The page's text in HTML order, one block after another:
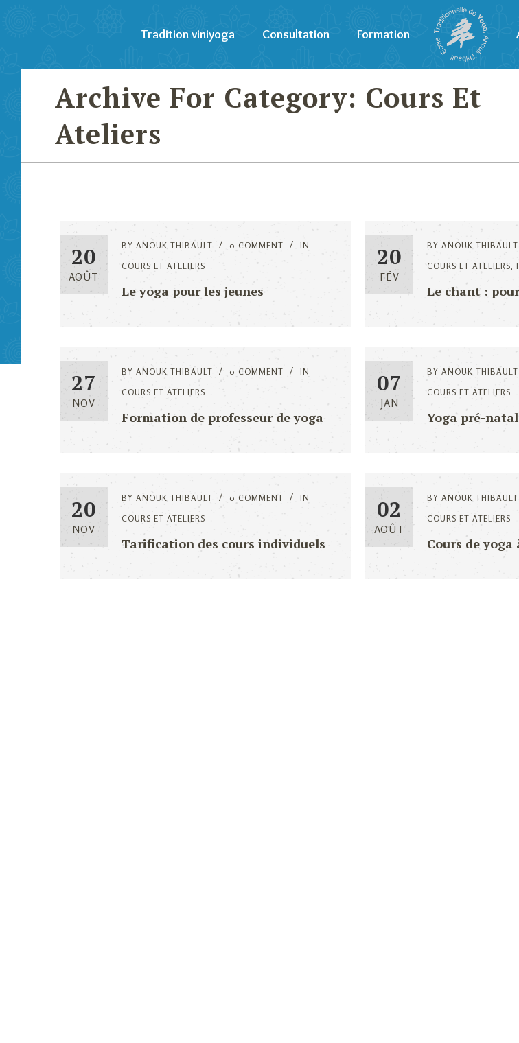
Tradition viniyoga Consultation Formation
Archive For Category: Cours Et
Ateliers
20
AOÛT
BY ANOUK THIBAULT 0 COMMENT
IN
COURS ET ATELIERS
Le yoga pour les jeunes
20
FÉV
BY ANOUK THIBAULT
COURS ET ATELIERS,
Le chant :
27
NOV
BY ANOUK THIBAULT 0 COMMENT
IN
COURS ET ATELIERS
Formation de professeur de yoga
07
JAN
BY ANOUK THIBAULT
COURS ET ATELIERS
Yoga pré-natal
20
NOV
BY ANOUK THIBAULT 0 COMMENT
IN
COURS ET ATELIERS
Tarification des cours individuels
02
AOÛT
BY ANOUK THIBAULT
COURS ET ATELIERS
Cours de